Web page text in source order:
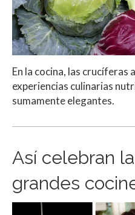
En la cocina, las crucíferas
experiencias culinarias
sumamente elegantes.
Así celebran
grandes